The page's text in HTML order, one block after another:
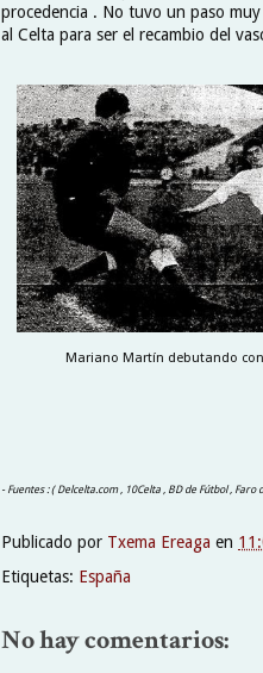
procedencia . No tuvo un paso
al Celta para ser el recambio del
Mariano Martín debutando con
- Fuentes : ( Delcelta.com , 10Celta , BD de Fútbol ,
Publicado por Txema Ereaga en
Etiquetas: España
No hay comentarios: